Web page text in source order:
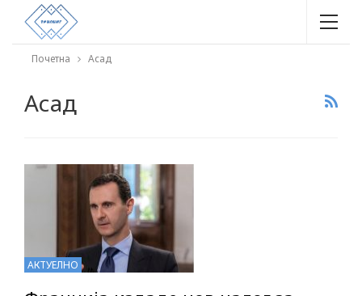
Почетна Асад
Асад
АКТУЕЛНО